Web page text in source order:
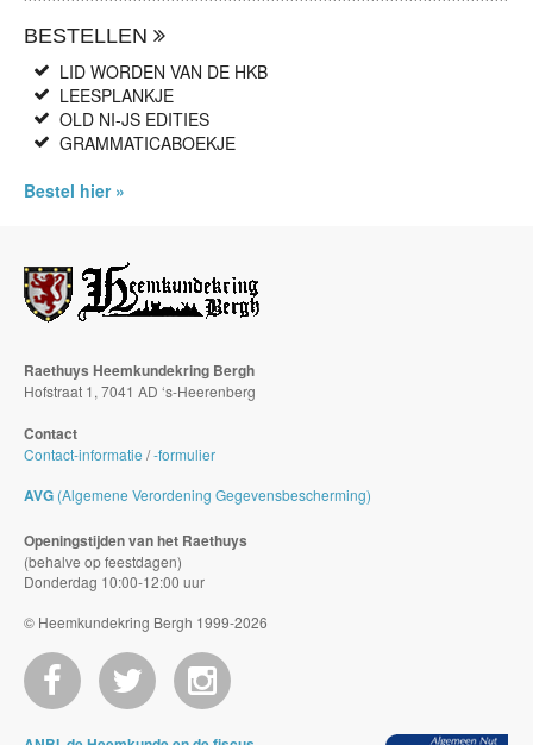
BESTELLEN
LID WORDEN VAN DE HKB
LEESPLANKJE
OLD NI-JS EDITIES
GRAMMATICABOEKJE
Bestel hier »
Raethuys Heemkundekring Bergh
Hofstraat 1, 7041 AD ‘s-Heerenberg
Contact
Contact-informatie /-formulier
AVG (Algemene Verordening Gegevensbescherming)
Openingstijden van het Raethuys
(behalve op feestdagen)
Donderdag 10:00-12:00 uur
© Heemkundekring Bergh 1999-2026